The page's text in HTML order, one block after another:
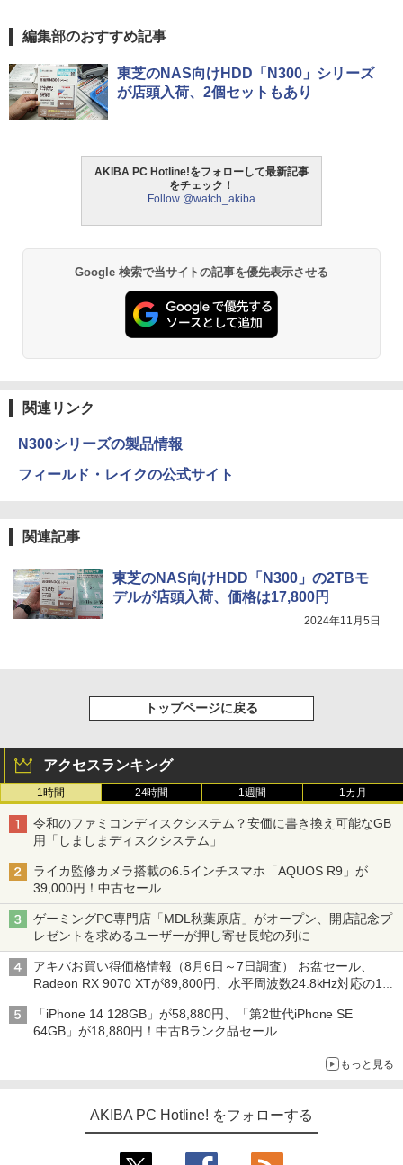
編集部のおすすめ記事
東芝のNAS向けHDD「N300」シリーズ
が店頭入荷、2個セットもあり
AKIBA PC Hotline!をフォローして最新記事
をチェック！
Follow @watch_akiba
Google 検索で当サイトの記事を優先表示させる
関連リンク
N300シリーズの製品情報
フィールド・レイクの公式サイト
関連記事
東芝のNAS向けHDD「N300」の2TBモ
デルが店頭入荷、価格は17,800円
2024年11月5日
トップページに戻る
アクセスランキング
1時間 24時間 1週間 1カ月
令和のファミコンディスクシステム？安価に書き換え可能なGB
用「しましまディスクシステム」
ライカ監修カメラ搭載の6.5インチスマホ「AQUOS R9」が
39,000円！中古セール
ゲーミングPC専門店「MDL秋葉原店」がオープン、開店記念プ
レゼントを求めるユーザーが押し寄せ長蛇の列に
アキバお買い得価格情報（8月6日～7日調査） お盆セール、
Radeon RX 9070 XTが89,800円、水平周波数24.8kHz対応の17
型モニターが9,801円、暑さ指数連動セール ほか
「iPhone 14 128GB」が58,880円、「第2世代iPhone SE
64GB」が18,880円！中古Bランク品セール
もっと見る
AKIBA PC Hotline! をフォローする